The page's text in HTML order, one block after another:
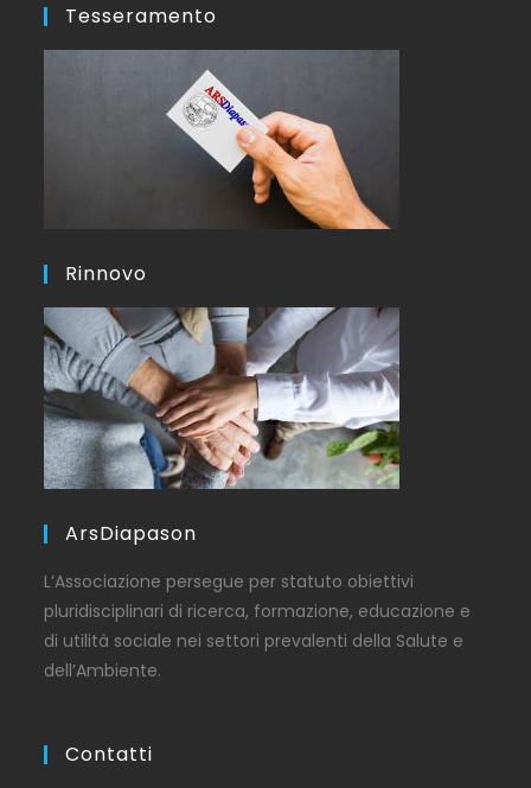
Tesseramento
Rinnovo
ArsDiapason
L’Associazione persegue per statuto obiettivi
pluridisciplinari di ricerca, formazione, educazione e
di utilità sociale nei settori prevalenti della Salute e
dell’Ambiente.
Contatti